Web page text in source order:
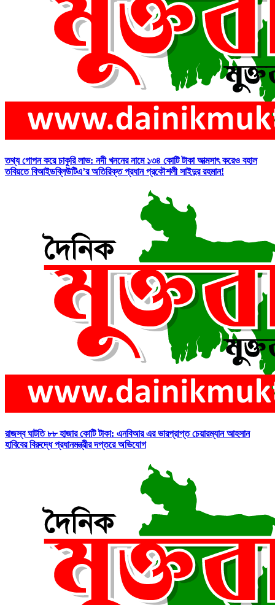
তথ্য গোপন করে চাকুরি লাভ: নদী খননের নামে ১৩৪ কোটি টাকা আত্মসাৎ করেও বহাল
তবিয়তে বিআইডব্লিউটিএ’র অতিরিক্ত প্রধান প্রকৌশলী সাইদুর রহমান!
রাজস্ব ঘাটতি ৮৮ হাজার কোটি টাকা: এনবিআর এর ভারপ্রাপ্ত চেয়ারম্যান আহসান
হাবিবের বিরুদ্ধে প্রধানমন্ত্রীর দপ্তরে অভিযোগ